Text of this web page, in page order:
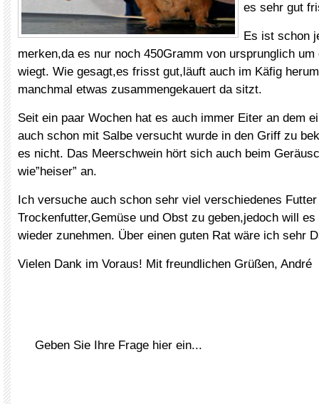
es sehr gut
Es ist schon
merken,da es nur noch 450Gramm von ursprunglich um
wiegt. Wie gesagt,es frisst gut,läuft auch im Käfig
manchmal etwas zusammengekauert da sitzt.
Seit ein paar Wochen hat es auch immer Eiter an dem
auch schon mit Salbe versucht wurde in den Griff zu
es nicht. Das Meerschwein hört sich auch beim
wie”heiser” an.
Ich versuche auch schon sehr viel verschiedenes
Trockenfutter,Gemüse und Obst zu geben,jedoch will
wieder zunehmen. Über einen guten Rat wäre ich sehr
Vielen Dank im Voraus! Mit freundlichen Grüßen, André